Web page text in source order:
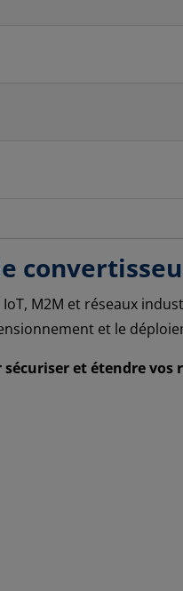
M2M et réseaux
et le
et étendre vos